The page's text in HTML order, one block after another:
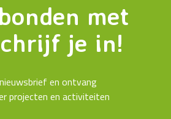
met
je in!
en ontvang
projecten en activiteiten